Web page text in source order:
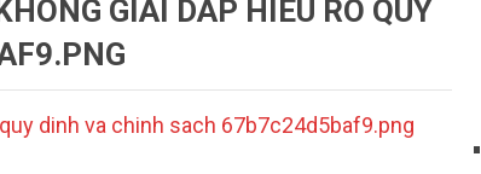
GIAI DAP HIEU RO QUY